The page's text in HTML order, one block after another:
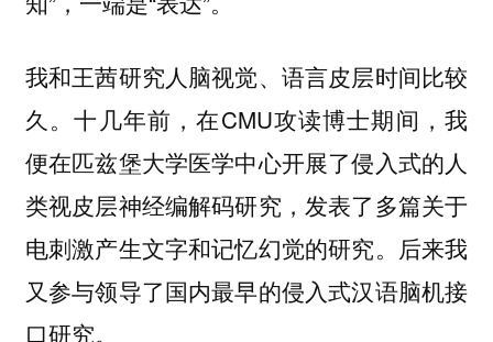
我和王茜研究人脑视觉、语言皮层时间比较
久。十几年前，在CMU攻读博士期间，我
便在匹兹堡大学医学中心开展了侵入式的人
类视皮层神经编解码研究，发表了多篇关于
电刺激产生文字和记忆幻觉的研究。后来我
又参与领导了国内最早的侵入式汉语脑机接
口研究。